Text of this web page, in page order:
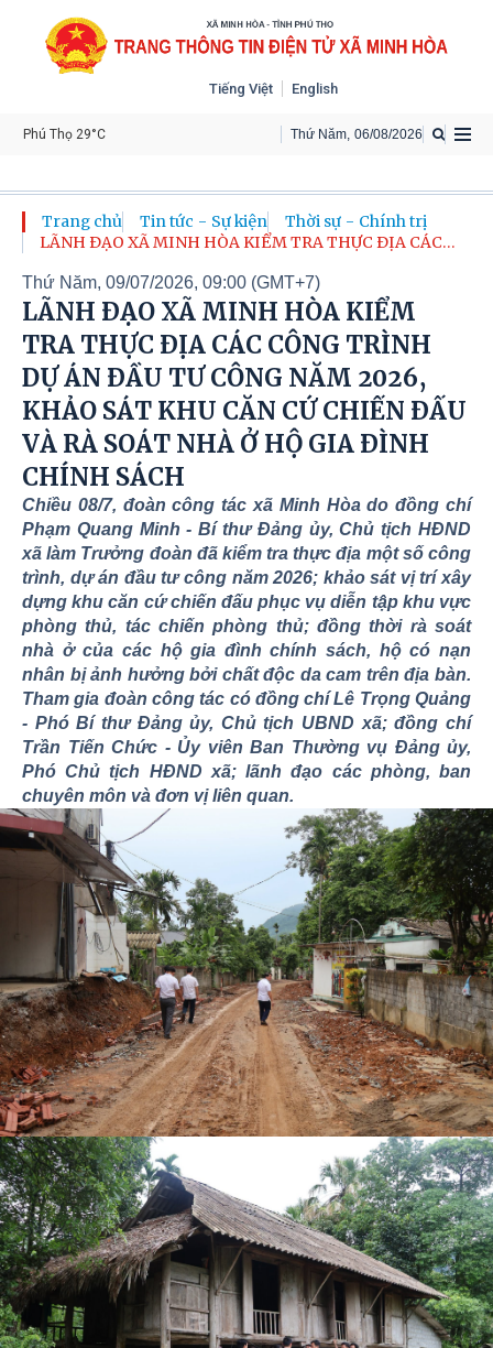
Tiếng Việt English
Thứ Năm 06/08/2026
Phú Thọ 29°C
Trang chủ Tin tức - Sự kiện
Thời sự - Chính trị
LÃNH ĐẠO XÃ MINH HÒA KIỂM TRA THỰC ĐỊA CÁC
SÁT KHU CĂN CỨ CHIẾN ĐẤU VÀ RÀ SOÁT NHÀ Ở HỘ
GIA ĐÌNH CHÍNH SÁCH
Thứ Năm, 09/07/2026, 09:00 (GMT+7)
LÃNH ĐẠO XÃ MINH HÒA KIỂM
TRA THỰC ĐỊA CÁC CÔNG TRÌNH
DỰ ÁN ĐẦU TƯ CÔNG NĂM 2026,
KHẢO SÁT KHU CĂN CỨ CHIẾN ĐẤU
VÀ RÀ SOÁT NHÀ Ở HỘ GIA ĐÌNH
CHÍNH SÁCH
Chiều 08/7, đoàn công tác xã Minh Hòa do đồng chí
Phạm Quang Minh - Bí thư Đảng ủy, Chủ tịch HĐND
xã làm Trưởng đoàn đã kiểm tra thực địa một số công
trình, dự án đầu tư công năm 2026; khảo sát vị trí xây
dựng khu căn cứ chiến đấu phục vụ diễn tập khu vực
phòng thủ, tác chiến phòng thủ; đồng thời rà soát
nhà ở của các hộ gia đình chính sách, hộ có nạn
nhân bị ảnh hưởng bởi chất độc da cam trên địa bàn.
Tham gia đoàn công tác có đồng chí Lê Trọng Quảng
- Phó Bí thư Đảng ủy, Chủ tịch UBND xã; đồng chí
Trần Tiến Chức - Ủy viên Ban Thường vụ Đảng ủy,
Phó Chủ tịch HĐND xã; lãnh đạo các phòng, ban
chuyên môn và đơn vị liên quan.